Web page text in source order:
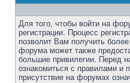
Для того, чтобы войти на
регистрации. Процесс
позволит Вам получить
форума может также
большие привилегии. Перед
ознакомиться с правилами
присутствие на форумах